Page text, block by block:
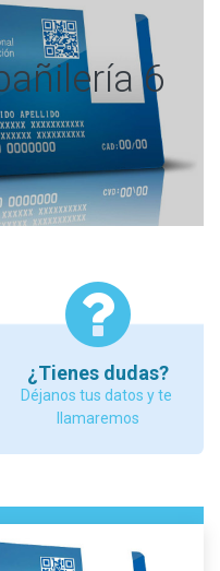
6
¿Tienes dudas?
Déjanos tus datos y te
llamaremos